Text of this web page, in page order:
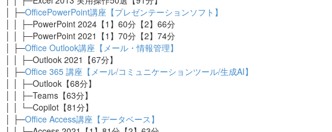
│ ├─OfficePowerPoint講座【プレゼンテーションソフト】
│ │ ├─PowerPoint 2024【1】60分【2】66分
│ │ ├─PowerPoint 2021【1】70分【2】74分
│ ├─Office Outlook講座【メール・情報管理】
│ │ ├─Outlook 2021【67分】
│ ├─Office 365 講座【メール/コミュニケーションツール/生成AI】
│ │ ├─Outlook【68分】
│ │ ├─Teams【63分】
│ │ └─Copilot【81分】
│ ├─Office Access講座【データベース】